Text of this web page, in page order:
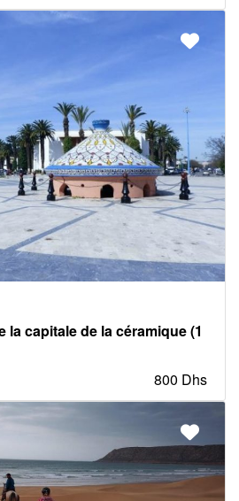
la capitale de la céramique (1
800 Dhs